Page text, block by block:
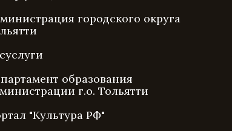
городского округа
образования
г.о. Тольятти
"Культура РФ"